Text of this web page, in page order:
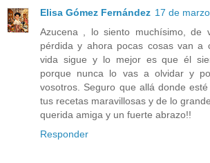
Elisa Gómez Fernández 17 de
Azucena , lo siento muchísimo, de
pérdida y ahora pocas cosas van a
vida sigue y lo mejor es que él
porque nunca lo vas a olvidar y
vosotros. Seguro que allá donde
tus recetas maravillosas y de lo
querida amiga y un fuerte abrazo!!
Responder